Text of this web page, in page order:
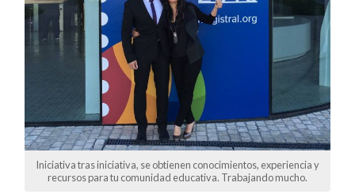
Iniciativa tras iniciativa, se obtienen conocimientos, experiencia y
recursos para tu comunidad educativa. Trabajando mucho.